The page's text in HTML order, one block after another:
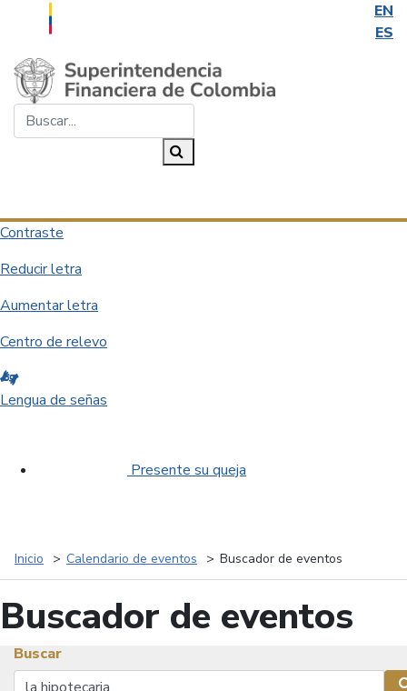
EN
ES
Saltar al contenido principal
Contraste
Reducir letra
Aumentar letra
Centro de relevo
Lengua de señas
Presente su queja
Inicio Calendario de eventos Buscador de eventos
Buscador de eventos
Buscar
Buscar